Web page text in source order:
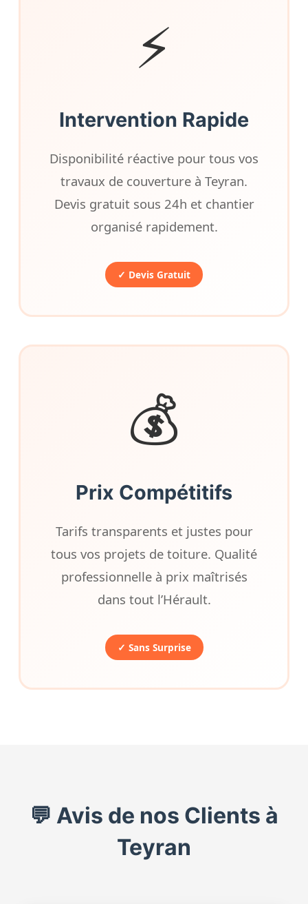
⚡
Intervention Rapide
Disponibilité réactive pour tous vos
travaux de couverture à Teyran.
Devis gratuit sous 24h et chantier
organisé rapidement.
✓ Devis Gratuit
💰
Prix Compétitifs
Tarifs transparents et justes pour
tous vos projets de toiture. Qualité
professionnelle à prix maîtrisés
dans tout l’Hérault.
✓ Sans Surprise
💬 Avis de nos Clients à
Teyran